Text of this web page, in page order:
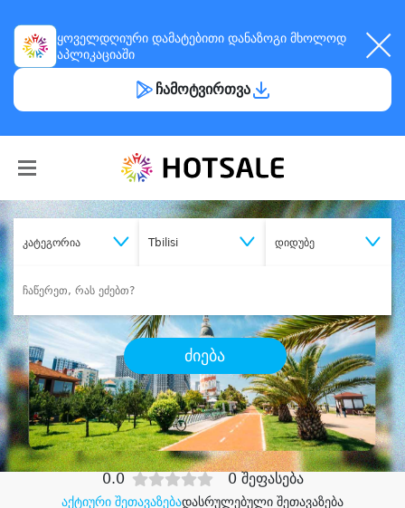
ყოველდღიური დამატებითი დანაზოგი მხოლოდ
აპლიკაციაში
ჩამოტვირთვა
კატეგორია Tbilisi დიდუბე
ძიება
შეიძინესასურველი მომსახურება
დიდი დანაზოგით
აქტიური შეთავაზებადასრულებული შეთავაზება
0.0 0 შეფასება